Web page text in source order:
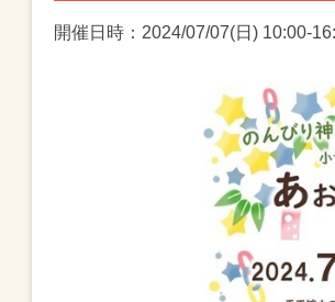
開催日時：2024/07/07(日) 10:00-